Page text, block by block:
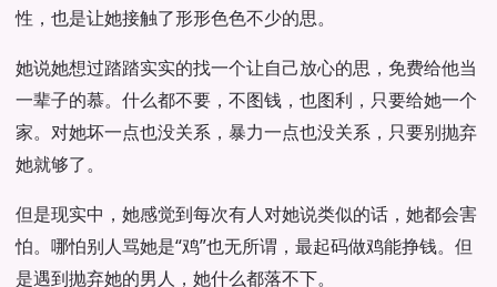
性，也是让她接触了形形色色不少的思。
她说她想过踏踏实实的找一个让自己放心的思，免费给他当
一辈子的慕。什么都不要，不图钱，也图利，只要给她一个
家。对她坏一点也没关系，暴力一点也没关系，只要别抛弃
她就够了。
但是现实中，她感觉到每次有人对她说类似的话，她都会害
怕。哪怕别人骂她是“鸡”也无所谓，最起码做鸡能挣钱。但
是遇到抛弃她的男人，她什么都落不下。